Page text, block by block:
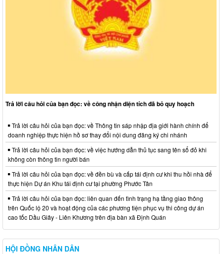
Trả lời câu hỏi của bạn đọc: về công nhận diện tích đã bỏ quy hoạch
Trả lời câu hỏi của bạn đọc: về Thông tin sáp nhập địa giới hành chính để
doanh nghiệp thực hiện hồ sơ thay đổi nội dung đăng ký chi nhánh
Trả lời câu hỏi của bạn đọc: về việc hướng dẫn thủ tục sang tên sổ đỏ khi
không còn thông tin người bán
Trả lời câu hỏi của bạn đọc: về đền bù và cấp tái định cư khi thu hồi nhà để
thực hiện Dự án Khu tái định cư tại phường Phước Tân
Trả lời câu hỏi của bạn đọc: liên quan đến tình trạng hạ tầng giao thông
trên Quốc lộ 20 và hoạt động của các phương tiện phục vụ thi công dự án
cao tốc Dầu Giây - Liên Khương trên địa bàn xã Định Quán
HỘI ĐỒNG NHÂN DÂN